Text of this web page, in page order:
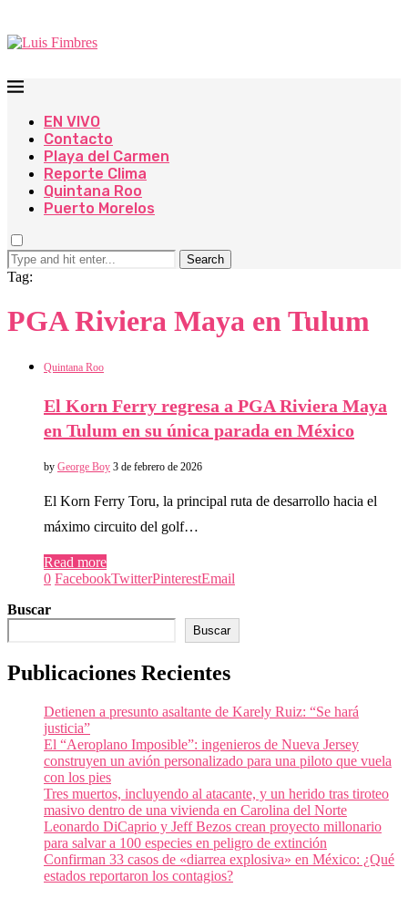
EN VIVO
Contacto
Playa del Carmen
Reporte Clima
Quintana Roo
Puerto Morelos
Search
Tag:
PGA Riviera Maya en Tulum
Quintana Roo
El Korn Ferry regresa a PGA Riviera Maya
en Tulum en su única parada en México
by George Boy 3 de febrero de 2026
El Korn Ferry Toru, la principal ruta de desarrollo hacia el
máximo circuito del golf…
Read more
0 FacebookTwitterPinterestEmail
Buscar
Buscar
Publicaciones Recientes
Detienen a presunto asaltante de Karely Ruiz: “Se hará
justicia”
El “Aeroplano Imposible”: ingenieros de Nueva Jersey
construyen un avión personalizado para una piloto que vuela
con los pies
Tres muertos, incluyendo al atacante, y un herido tras tiroteo
masivo dentro de una vivienda en Carolina del Norte
Leonardo DiCaprio y Jeff Bezos crean proyecto millonario
para salvar a 100 especies en peligro de extinción
Confirman 33 casos de «diarrea explosiva» en México: ¿Qué
estados reportaron los contagios?